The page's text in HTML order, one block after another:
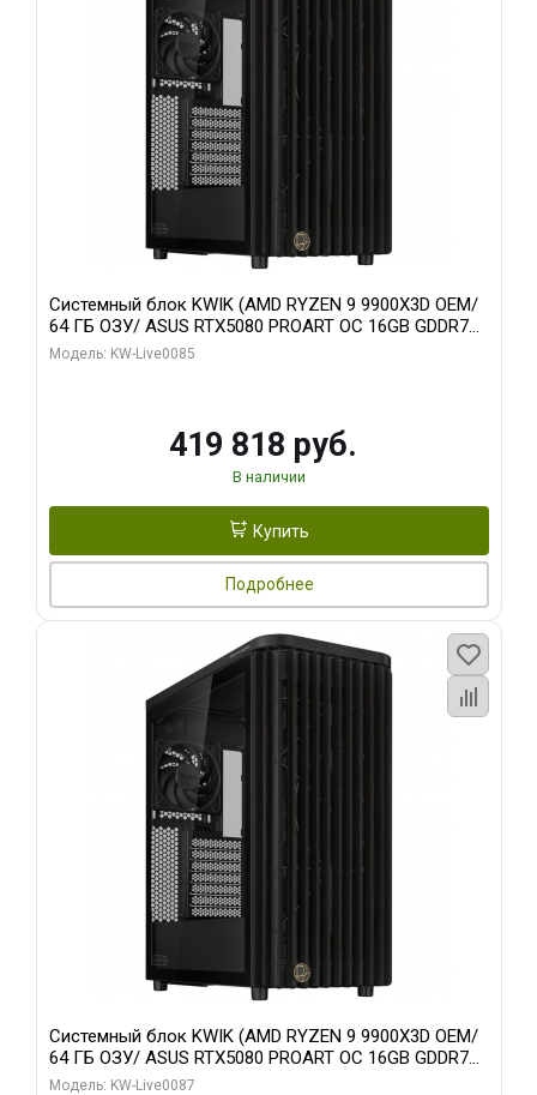
Системный блок KWIK (AMD RYZEN 9 9900X3D OEM/
64 ГБ ОЗУ/ ASUS RTX5080 PROART OC 16GB GDDR7
256bit Type-C DP 2/ 960 ГБ SSD)
Модель: KW-Live0085
419 818 руб.
В наличии
Купить
Подробнее
Системный блок KWIK (AMD RYZEN 9 9900X3D OEM/
64 ГБ ОЗУ/ ASUS RTX5080 PROART OC 16GB GDDR7
256bit Type-C DP 2/ 1 ТБ SSD)
Модель: KW-Live0087